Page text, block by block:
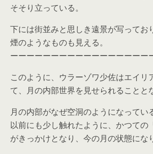
そそり立っている。
下には街並みと思しき遠景が写ってお
煙のようなものも見える。
ーーーーーーーーーーーーーーーーー
このように、ウラーゾワ少佐はエイリ
て、月の内部世界を見せられることと
月の内部がなぜ空洞のようになってい
以前にも少し触れたように、かつての
がきっかけとなり、今の月の状態にな